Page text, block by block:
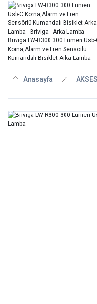
Anasayfa